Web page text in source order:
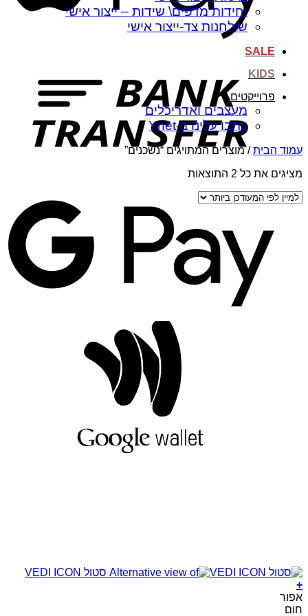
יחידות מדפים\ שידות – ייצור אישי
שולחנות צד-ייצור אישי
SALE
KIDS
פרוייקטים
מעצבים ואדריכלים
כתבו עלינו ב-Ynet
עמוד הבית /מוצרים המתויגים “נשכנים”
מציגים את כל ⁦2⁩ התוצאות
ממוין
העדכני
ביותר
+
למוצר
זה
אפור
חום